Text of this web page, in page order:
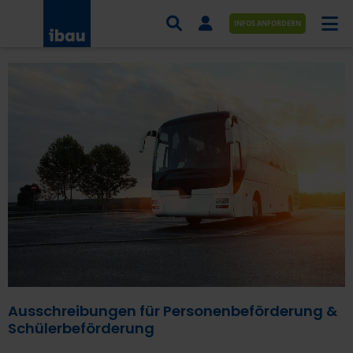
AUFTRÄGE NACH ORT
SERVICES UND LEISTUNGEN
AKADEMIE
ÜBER UNS
INFOS ANFORDERN
Ausschreibungen für Personenbeförderung &
Schülerbeförderung